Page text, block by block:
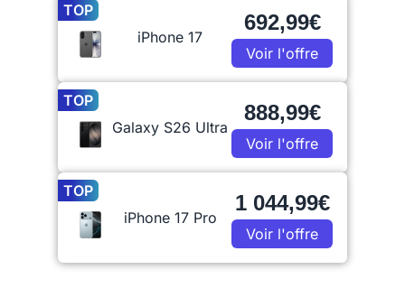
TOP
iPhone 17
692,99€
Voir l'offre
TOP
Galaxy S26 Ultra
888,99€
Voir l'offre
TOP
iPhone 17 Pro
1 044,99€
Voir l'offre